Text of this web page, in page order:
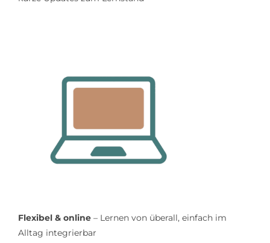
Flexibel & online– Lernen von überall, einfach im
Alltag integrierbar